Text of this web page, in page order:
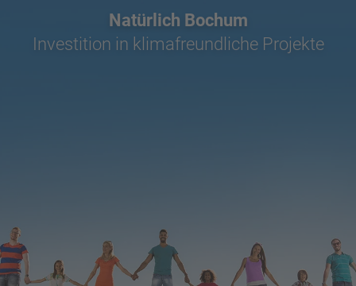
Natürlich Bochum
Investition in klimafreundliche Projekte